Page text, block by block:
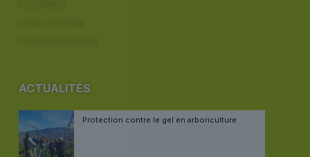
ACTUALITÉS
Protection contre le gel en arboriculture